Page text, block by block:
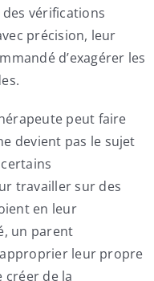
vérifications
précision, leur
d’exagérer les
peut faire
devient pas le sujet
travailler sur des
en leur
un parent
leur propre
de la